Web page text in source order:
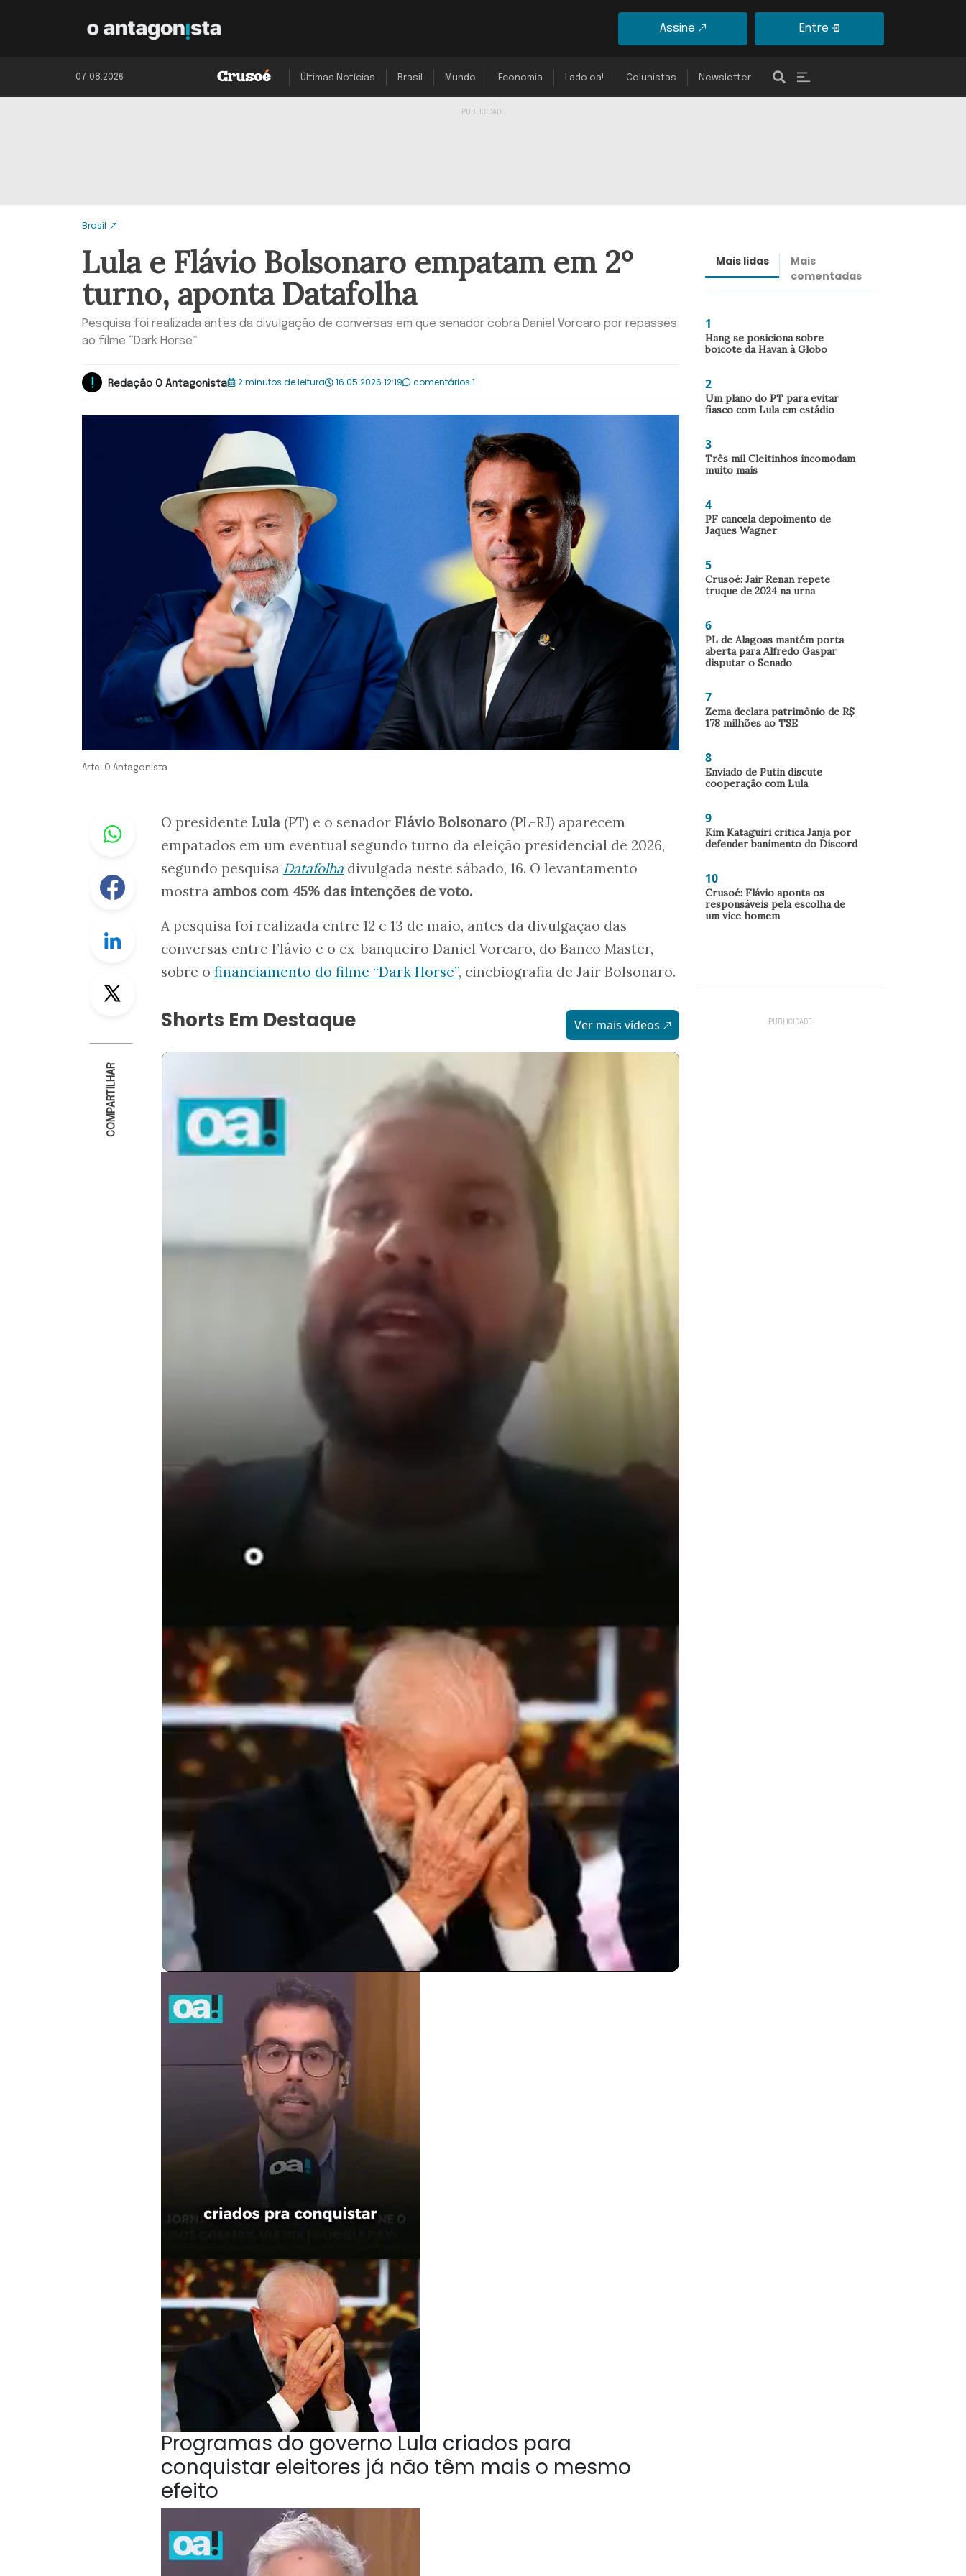
Assine Entre
07.08.2026 Últimas Notícias Brasil Mundo Economia Lado oa! Colunistas Newsletter
Brasil
Lula e Flávio Bolsonaro empatam em 2º
turno, aponta Datafolha
Pesquisa foi realizada antes da divulgação de conversas em que senador cobra Daniel Vorcaro por repasses
ao filme “Dark Horse”
Redação O Antagonista 2 minutos de leitura 16.05.2026 12:19 comentários 1
Arte: O Antagonista
Whastapp
Facebook
Linkedin
Twitter
COMPARTILHAR
O presidente Lula (PT) e o senador Flávio Bolsonaro (PL-RJ) aparecem
empatados em um eventual segundo turno da eleição presidencial de 2026,
segundo pesquisa Datafolha divulgada neste sábado, 16. O levantamento
mostra ambos com 45% das intenções de voto.
A pesquisa foi realizada entre 12 e 13 de maio, antes da divulgação das
conversas entre Flávio e o ex-banqueiro Daniel Vorcaro, do Banco Master,
sobre o financiamento do filme “Dark Horse”, cinebiografia de Jair Bolsonaro.
Shorts Em Destaque Ver mais vídeos
Programas do governo Lula criados para
conquistar eleitores já não têm mais o mesmo
efeito
Mais lidas
Mais
comentadas
1
Hang se posiciona sobre
boicote da Havan à Globo
2
Um plano do PT para evitar
fiasco com Lula em estádio
3
Três mil Cleitinhos incomodam
muito mais
4
PF cancela depoimento de
Jaques Wagner
5
Crusoé: Jair Renan repete
truque de 2024 na urna
6
PL de Alagoas mantém porta
aberta para Alfredo Gaspar
disputar o Senado
7
Zema declara patrimônio de R$
178 milhões ao TSE
8
Enviado de Putin discute
cooperação com Lula
9
Kim Kataguiri critica Janja por
defender banimento do Discord
10
Crusoé: Flávio aponta os
responsáveis pela escolha de
um vice homem